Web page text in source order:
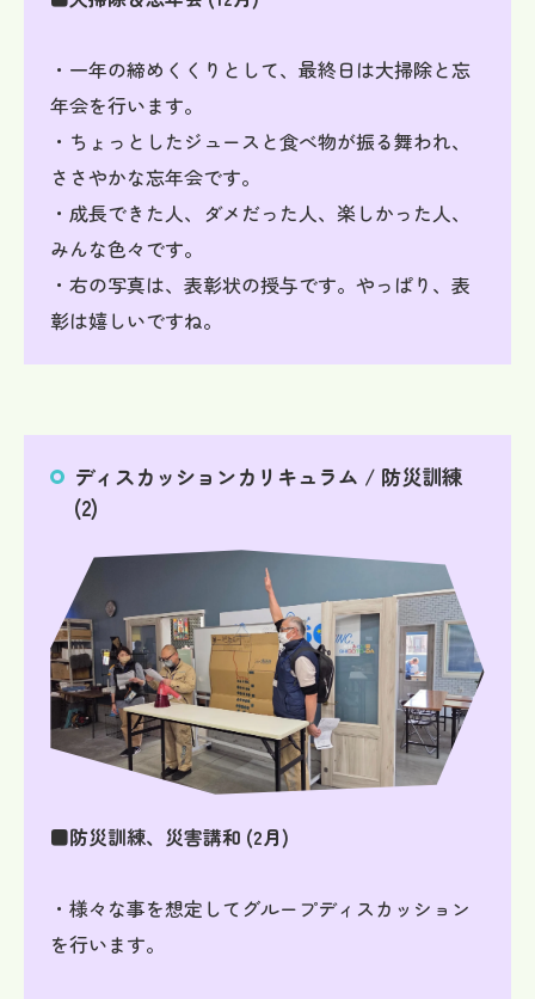
・一年の締めくくりとして、最終日は大掃除と忘
年会を行います。
・ちょっとしたジュースと食べ物が振る舞われ、
ささやかな忘年会です。
・成長できた人、ダメだった人、楽しかった人、
みんな色々です。
・右の写真は、表彰状の授与です。やっぱり、表
彰は嬉しいですね。
ディスカッションカリキュラム / 防災訓練
(2)
■防災訓練、災害講和 (2月)
・様々な事を想定してグループディスカッション
を行います。